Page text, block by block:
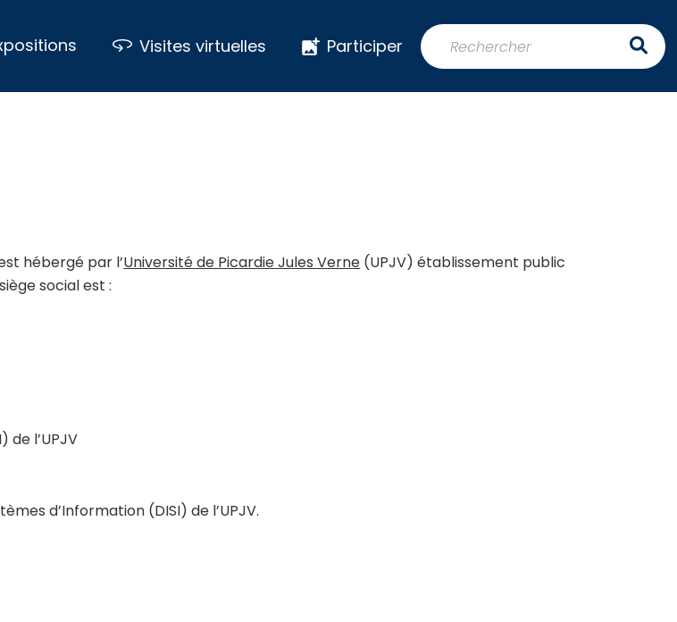
Visites virtuelles Participer
hébergé par l’Université de Picardie Jules Verne (UPJV) établissement public
social est :
de l’UPJV
d’Information (DISI) de l’UPJV.